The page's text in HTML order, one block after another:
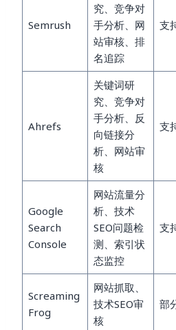
Semrush
究、竞争对
手分析、网
站审核、排
名追踪
支
Ahrefs
关键词研
究、竞争对
手分析、反
向链接分
析、网站审
核
支
Google
Search
Console
网站流量分
析、技术
SEO问题检
测、索引状
态监控
支
Screaming
Frog
网站抓取、
技术SEO审
核
部